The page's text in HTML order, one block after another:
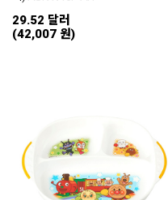
29.52 달러
(42,007 원)